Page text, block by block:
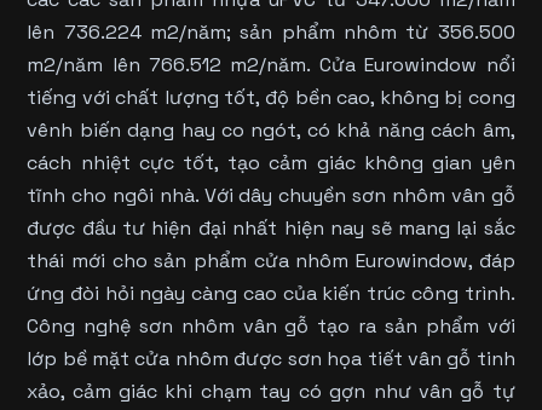
lên 736.224 m2/năm; sản phẩm nhôm từ 356.500
m2/năm lên 766.512 m2/năm. Cửa Eurowindow nổi
tiếng với chất lượng tốt, độ bền cao, không bị cong
vênh biến dạng hay co ngót, có khả năng cách âm,
cách nhiệt cực tốt, tạo cảm giác không gian yên
tĩnh cho ngôi nhà. Với dây chuyền sơn nhôm vân gỗ
được đầu tư hiện đại nhất hiện nay sẽ mang lại sắc
thái mới cho sản phẩm cửa nhôm Eurowindow, đáp
ứng đòi hỏi ngày càng cao của kiến trúc công trình.
Công nghệ sơn nhôm vân gỗ tạo ra sản phẩm với
lớp bề mặt cửa nhôm được sơn họa tiết vân gỗ tinh
xảo, cảm giác khi chạm tay có gợn như vân gỗ tự